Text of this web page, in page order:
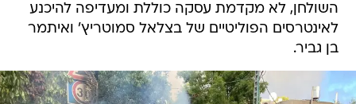
השולחן, לא מקדמת עסקה כוללת ומעדיפה להיכנע
לאינטרסים הפוליטיים של בצלאל סמוטריץ' ואיתמר
בן גביר.